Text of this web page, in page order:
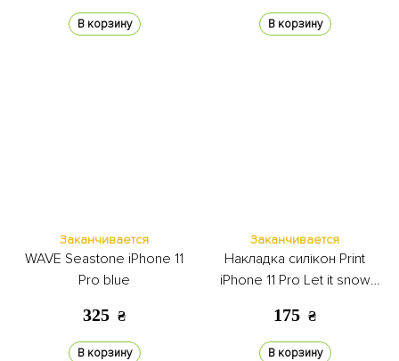
В корзину В корзину
Заканчивается
WAVE Seastone iPhone 11
Pro blue
325 ₴
В корзину
Заканчивается
Накладка силікон Print
iPhone 11 Pro Let it snow
175 ₴
В корзину